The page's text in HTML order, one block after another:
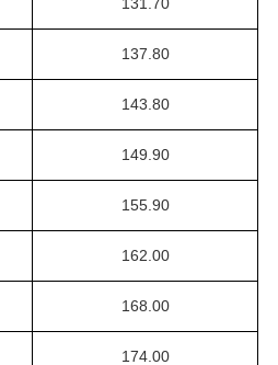
137.80
143.80
149.90
155.90
162.00
168.00
174.00